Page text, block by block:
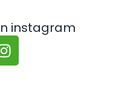
instagram
I
n
s